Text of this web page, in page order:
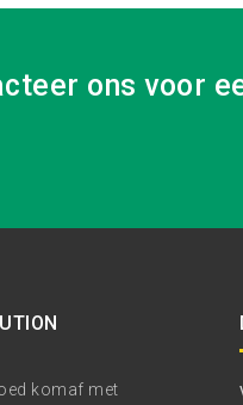
ons voor
komaf met